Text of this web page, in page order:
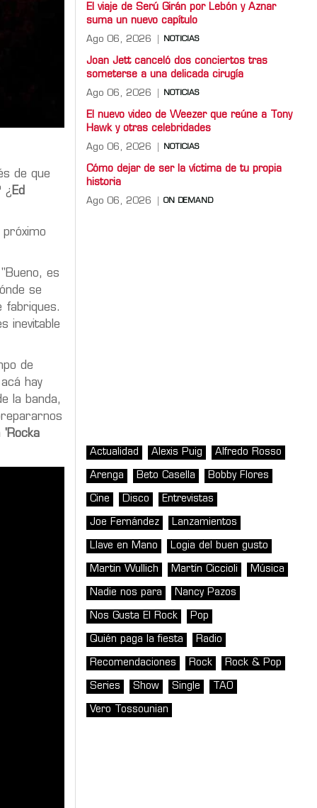
de que
¿ Ed
próximo
es
se
fabriques.
inevitable
de
hay
la banda,
'Rocka
El viaje de Serú Girán por Lebón y Aznar
suma un nuevo capítulo
Ago 06, 2026 NOTICIAS
Joan Jett canceló dos conciertos tras
someterse a una delicada cirugía
Ago 06, 2026 NOTICIAS
El nuevo video de Weezer que reúne a Tony
Hawk y otras celebridades
Ago 06, 2026 NOTICIAS
Cómo dejar de ser la víctima de tu propia
historia
Ago 06, 2026 ON DEMAND
Actualidad Alexis Puig Alfredo Rosso
Arenga Beto Casella Bobby Flores
Cine Disco Entrevistas
Joe Fernández Lanzamientos
Llave en Mano Logia del buen gusto
Martin Wullich Martín Ciccioli Música
Nadie nos para Nancy Pazos
Nos Gusta El Rock Pop
Quién paga la fiesta Radio
Recomendaciones Rock Rock & Pop
Series Show Single TAO
Vero Tossounian